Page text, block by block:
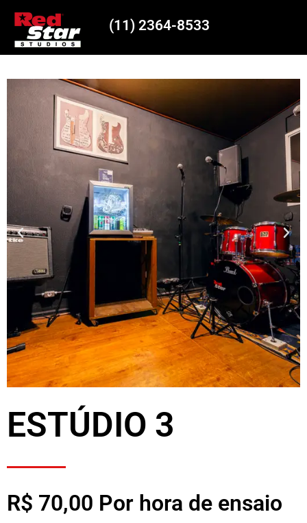
(11) 2364-8533
ESTÚDIO 3
R$ 70,00 Por hora de ensaio